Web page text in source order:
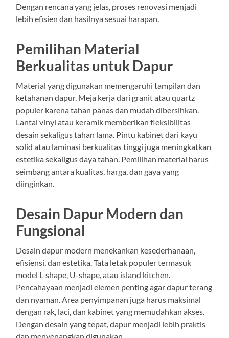
Dengan rencana yang jelas, proses renovasi menjadi
lebih efisien dan hasilnya sesuai harapan.
Pemilihan Material
Berkualitas untuk Dapur
Material yang digunakan memengaruhi tampilan dan
ketahanan dapur. Meja kerja dari granit atau quartz
populer karena tahan panas dan mudah dibersihkan.
Lantai vinyl atau keramik memberikan fleksibilitas
desain sekaligus tahan lama. Pintu kabinet dari kayu
solid atau laminasi berkualitas tinggi juga meningkatkan
estetika sekaligus daya tahan. Pemilihan material harus
seimbang antara kualitas, harga, dan gaya yang
diinginkan.
Desain Dapur Modern dan
Fungsional
Desain dapur modern menekankan kesederhanaan,
efisiensi, dan estetika. Tata letak populer termasuk
model L-shape, U-shape, atau island kitchen.
Pencahayaan menjadi elemen penting agar dapur terang
dan nyaman. Area penyimpanan juga harus maksimal
dengan rak, laci, dan kabinet yang memudahkan akses.
Dengan desain yang tepat, dapur menjadi lebih praktis